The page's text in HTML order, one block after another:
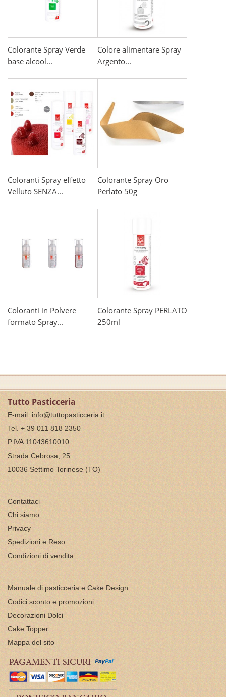
Colorante Spray Verde
base alcool...
Colore alimentare Spray
Argento...
Coloranti Spray effetto
Velluto SENZA...
Colorante Spray Oro
Perlato 50g
Coloranti in Polvere
formato Spray...
Colorante Spray PERLATO
250ml
Tutto Pasticceria
E-mail: info@tuttopasticceria.it
Tel. + 39 011 818 2350
P.IVA 11043610010
Strada Cebrosa, 25
10036 Settimo Torinese (TO)
Contattaci
Chi siamo
Privacy
Spedizioni e Reso
Condizioni di vendita
Manuale di pasticceria e Cake Design
Codici sconto e promozioni
Decorazioni Dolci
Cake Topper
Mappa del sito